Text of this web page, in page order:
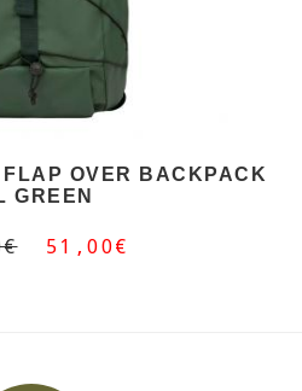
OVER BACKPACK
GREEN
51,00€